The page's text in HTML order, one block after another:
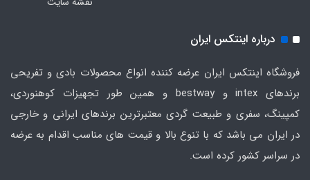
درباره اینتکس ایران
فروشگاه اینتکس ایران عرضه کننده انواع محصولات بادی و تفریحی
برندهای intex و bestway و همین طور تجهیزات کوهنوردی،
کمپینگ، سفری و طبیعت گردی معتبرترین برندهای ایرانی و خارجی
در ایران می باشد که با تنوع بالا و قیمت های مناسب اقدام به عرضه
در سراسر کشور کرده است.